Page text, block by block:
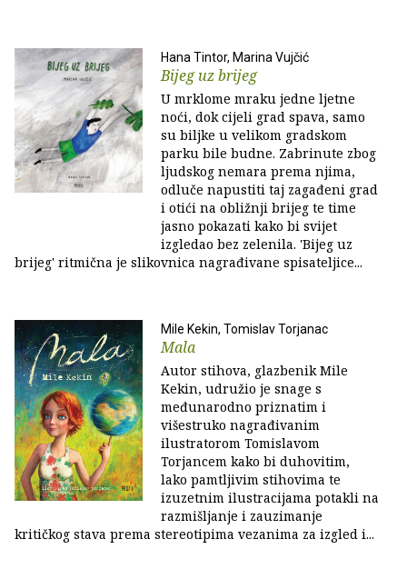
Hana Tintor, Marina Vujčić
Bijeg uz brijeg
U mrklome mraku jedne ljetne
noći, dok cijeli grad spava, samo
su biljke u velikom gradskom
parku bile budne. Zabrinute zbog
ljudskog nemara prema njima,
odluče napustiti taj zagađeni grad
i otići na obližnji brijeg te time
jasno pokazati kako bi svijet
izgledao bez zelenila. 'Bijeg uz
brijeg' ritmična je slikovnica nagrađivane spisateljice...
Mile Kekin, Tomislav Torjanac
Mala
Autor stihova, glazbenik Mile
Kekin, udružio je snage s
međunarodno priznatim i
višestruko nagrađivanim
ilustratorom Tomislavom
Torjancem kako bi duhovitim,
lako pamtljivim stihovima te
izuzetnim ilustracijama potakli na
razmišljanje i zauzimanje
kritičkog stava prema stereotipima vezanima za izgled i...